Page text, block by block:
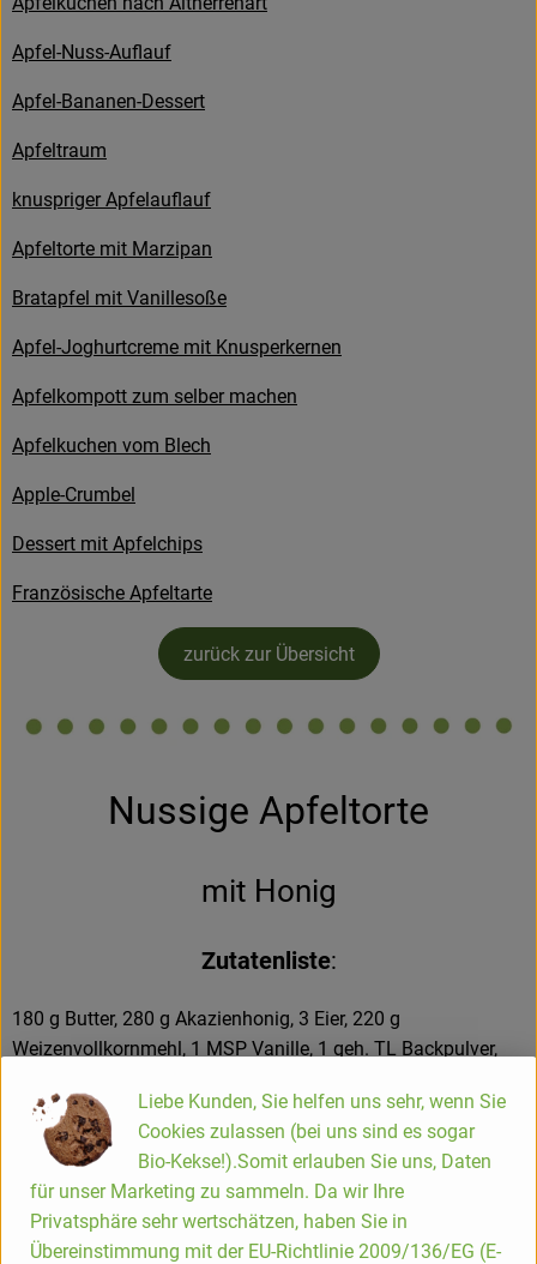
NonFood & Saaten
Großgebinde
Service
Hofladen
Apfel-Nuss-Auflauf
Apfel-Bananen-Dessert
Apfeltraum
knuspriger Apfelauflauf
Apfeltorte mit Marzipan
Bratapfel mit Vanillesoße
Apfel-Joghurtcreme mit Knusperkernen
Apfelkompott zum selber machen
Apfelkuchen vom Blech
Apple-Crumbel
Dessert mit Apfelchips
Französische Apfeltarte
zurück zur Übersicht
Nussige Apfeltorte
mit Honig
Zutatenliste:
180 g Butter, 280 g Akazienhonig, 3 Eier, 220 g
Weizenvollkornmehl, 1 MSP Vanille, 1 geh. TL Backpulver,
Milch, ½ TL Zimt
150 g Butter, 220 g Honig und die Eier zu einer
Schaummasse rühren. Das Mehl, die Vanille und das
Backpulver vermischen und unter die Schaummasse heben.
Eine Springform (Durchmesser 26 cm) fetten und den Teig
Liebe Kunden, Sie helfen uns sehr, wenn Sie
Cookies zulassen (bei uns sind es sogar
Bio-Kekse!).Somit erlauben Sie uns, Daten
für unser Marketing zu sammeln. Da wir Ihre
Privatsphäre sehr wertschätzen, haben Sie in
Übereinstimmung mit der EU-Richtlinie 2009/136/EG (E-